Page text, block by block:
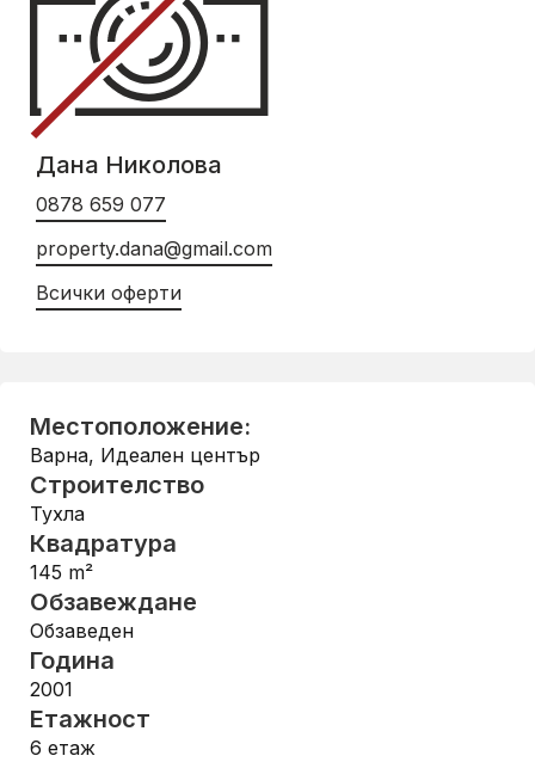
Дана Николова
0878 659 077
property.dana@gmail.com
Всички оферти
Местоположение:
Варна, Идеален център
Строителство
Тухла
Квадратура
145 m²
Обзавеждане
Обзаведен
Година
2001
Етажност
6 етаж